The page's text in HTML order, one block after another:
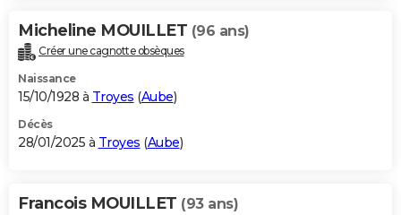
Micheline MOUILLET (96 ans)
Créer une cagnotte obsèques
Naissance
15/10/1928 à Troyes (Aube)
Décès
28/01/2025 à Troyes (Aube)
Francois MOUILLET (93 ans)